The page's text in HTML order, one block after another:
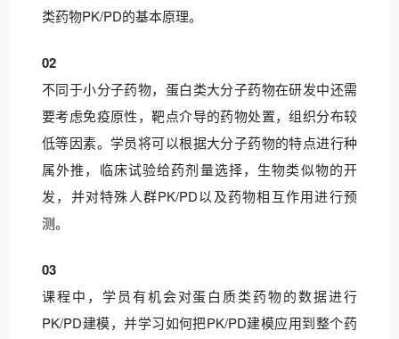
类药物PK/PD的基本原理。
02
不同于小分子药物，蛋白类大分子药物在研发中还需
要考虑免疫原性，靶点介导的药物处置，组织分布较
低等因素。学员将可以根据大分子药物的特点进行种
属外推，临床试验给药剂量选择，生物类似物的开
发，并对特殊人群PK/PD以及药物相互作用进行预
测。
03
课程中，学员有机会对蛋白质类药物的数据进行
PK/PD建模，并学习如何把PK/PD建模应用到整个药